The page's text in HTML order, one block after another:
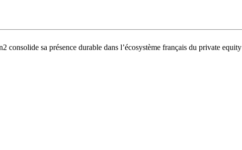
consolide sa présence durable dans l’écosystème français du private equity